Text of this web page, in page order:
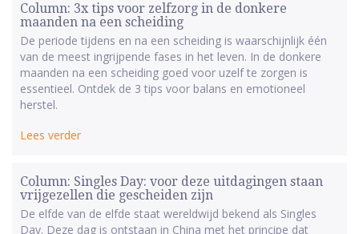
Column: 3x tips voor zelfzorg in de donkere
maanden na een scheiding
De periode tijdens en na een scheiding is waarschijnlijk één
van de meest ingrijpende fases in het leven. In de donkere
maanden na een scheiding goed voor uzelf te zorgen is
essentieel. Ontdek de 3 tips voor balans en emotioneel
herstel.
Lees verder
Column: Singles Day: voor deze uitdagingen staan
vrijgezellen die gescheiden zijn
De elfde van de elfde staat wereldwijd bekend als Singles
Day. Deze dag is ontstaan in China met het principe dat